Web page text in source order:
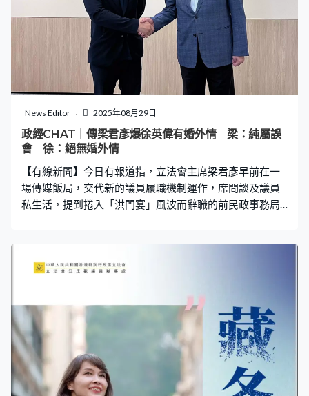
News Editor 2025年08月29日
政經CHAT｜傳梁君彥爆徐英偉有婚外情 梁：純屬誤
會 徐：絕無婚外情
【有線新聞】今日有報道指，立法會主席梁君彥早前在一
場傳媒飯局，交代新的議員履職機制運作，席間談及議員
私生活，提到捲入「洪門宴」風波而辭職的前民政事務局
同。梁君彥稱與徐英偉認識多年，關係一直良好，稱讚對
真，當時離開政府是「體現問責、顧全大局」，希望今次
事件不影響徐的工作。被問到報道是否屬實，梁君彥說當
日正回應傳媒問及議員發生不同情境，會如何處理，目的
是解釋履職機制，他一再強調是「case by case」，「記憶
中無任何指控」。至於是否有提及徐英偉，梁君彥說，有
人提及個案關於徐英偉，他記憶中答案是「正面」，不解